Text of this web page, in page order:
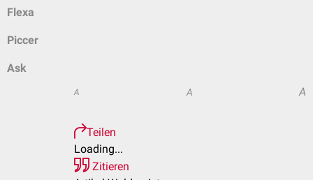
Flexa
Piccer
Ask
A A A
Teilen
Loading...
Zitieren